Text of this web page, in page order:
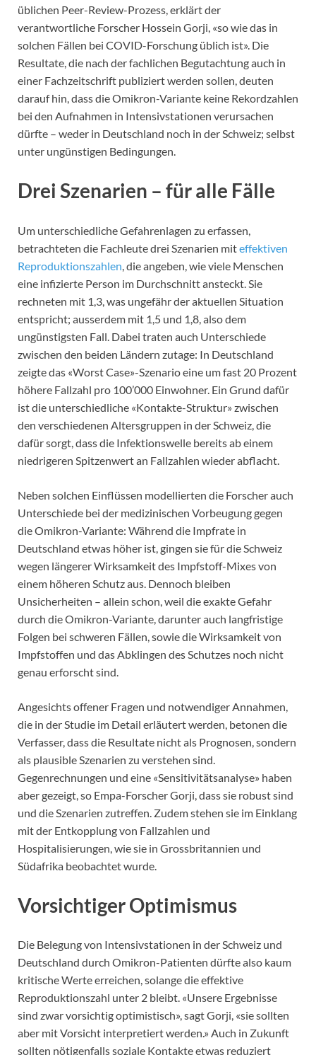
üblichen Peer-Review-Prozess, erklärt der
verantwortliche Forscher Hossein Gorji, «so wie das in
solchen Fällen bei COVID-Forschung üblich ist». Die
Resultate, die nach der fachlichen Begutachtung auch in
einer Fachzeitschrift publiziert werden sollen, deuten
darauf hin, dass die Omikron-Variante keine Rekordzahlen
bei den Aufnahmen in Intensivstationen verursachen
dürfte – weder in Deutschland noch in der Schweiz; selbst
unter ungünstigen Bedingungen.
Drei Szenarien – für alle Fälle
Um unterschiedliche Gefahrenlagen zu erfassen,
betrachteten die Fachleute drei Szenarien miteffektiven
Reproduktionszahlen , die angeben, wie viele Menschen
eine infizierte Person im Durchschnitt ansteckt. Sie
rechneten mit 1,3, was ungefähr der aktuellen Situation
entspricht; ausserdem mit 1,5 und 1,8, also dem
ungünstigsten Fall. Dabei traten auch Unterschiede
zwischen den beiden Ländern zutage: In Deutschland
zeigte das «Worst Case»-Szenario eine um fast 20 Prozent
höhere Fallzahl pro 100’000 Einwohner. Ein Grund dafür
ist die unterschiedliche «Kontakte-Struktur» zwischen
den verschiedenen Altersgruppen in der Schweiz, die
dafür sorgt, dass die Infektionswelle bereits ab einem
niedrigeren Spitzenwert an Fallzahlen wieder abflacht.
Neben solchen Einflüssen modellierten die Forscher auch
Unterschiede bei der medizinischen Vorbeugung gegen
die Omikron-Variante: Während die Impfrate in
Deutschland etwas höher ist, gingen sie für die Schweiz
wegen längerer Wirksamkeit des Impfstoff-Mixes von
einem höheren Schutz aus. Dennoch bleiben
Unsicherheiten – allein schon, weil die exakte Gefahr
durch die Omikron-Variante, darunter auch langfristige
Folgen bei schweren Fällen, sowie die Wirksamkeit von
Impfstoffen und das Abklingen des Schutzes noch nicht
genau erforscht sind.
Angesichts offener Fragen und notwendiger Annahmen,
die in der Studie im Detail erläutert werden, betonen die
Verfasser, dass die Resultate nicht als Prognosen, sondern
als plausible Szenarien zu verstehen sind.
Gegenrechnungen und eine «Sensitivitätsanalyse» haben
aber gezeigt, so Empa-Forscher Gorji, dass sie robust sind
und die Szenarien zutreffen. Zudem stehen sie im Einklang
mit der Entkopplung von Fallzahlen und
Hospitalisierungen, wie sie in Grossbritannien und
Südafrika beobachtet wurde.
Vorsichtiger Optimismus
Die Belegung von Intensivstationen in der Schweiz und
Deutschland durch Omikron-Patienten dürfte also kaum
kritische Werte erreichen, solange die effektive
Reproduktionszahl unter 2 bleibt. «Unsere Ergebnisse
sind zwar vorsichtig optimistisch», sagt Gorji, «sie sollten
aber mit Vorsicht interpretiert werden.» Auch in Zukunft
sollten nötigenfalls soziale Kontakte etwas reduziert